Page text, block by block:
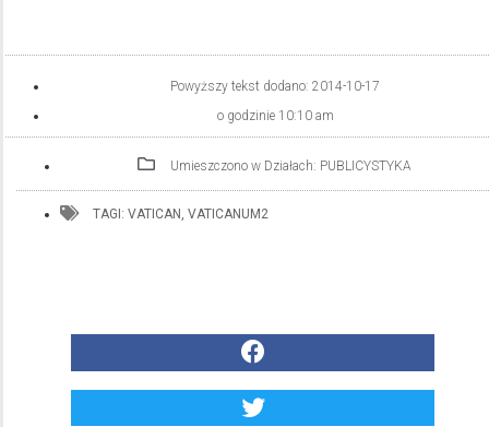
Powyższy tekst dodano: 2014-10-17
o godzinie 10:10 am
Umieszczono w Działach: PUBLICYSTYKA
TAGI: VATICAN , VATICANUM2